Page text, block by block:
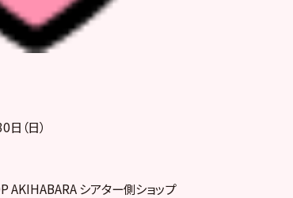
（日）
AKIHABARA シアター側ショップ